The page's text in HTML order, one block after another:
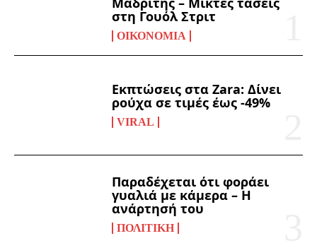
στη Γουόλ Στριτ
ΟΙΚΟΝΟΜΊΑ
Εκπτώσεις στα Zara: Δίνει
ρούχα σε τιμές έως -49%
VIRAL
Παραδέχεται ότι φοράει
γυαλιά με κάμερα – Η
ανάρτησή του
ΠΟΛΙΤΙΚΉ